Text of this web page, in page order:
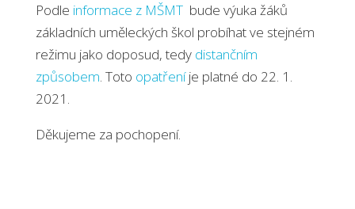
Podle informace z MŠMTbude výuka žáků
základních uměleckých škol probíhat ve stejném
režimu jako doposud, tedy distančním
způsobem. Toto opatřeníje platné do 22. 1.
2021.
Děkujeme za pochopení.